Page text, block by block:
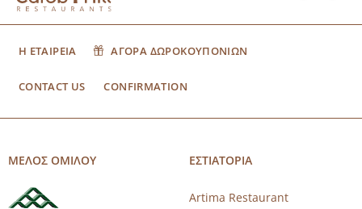
Η ΕΤΑΙΡΕΙΑ ΑΓΟΡΑ ΔΩΡΟΚΟΥΠΟΝΙΩΝ
CONTACT US CONFIRMATION
ΜΕΛΟΣ ΟΜΙΛΟΥ ΕΣΤΙΑΤΟΡΙΑ
Artima Restaurant